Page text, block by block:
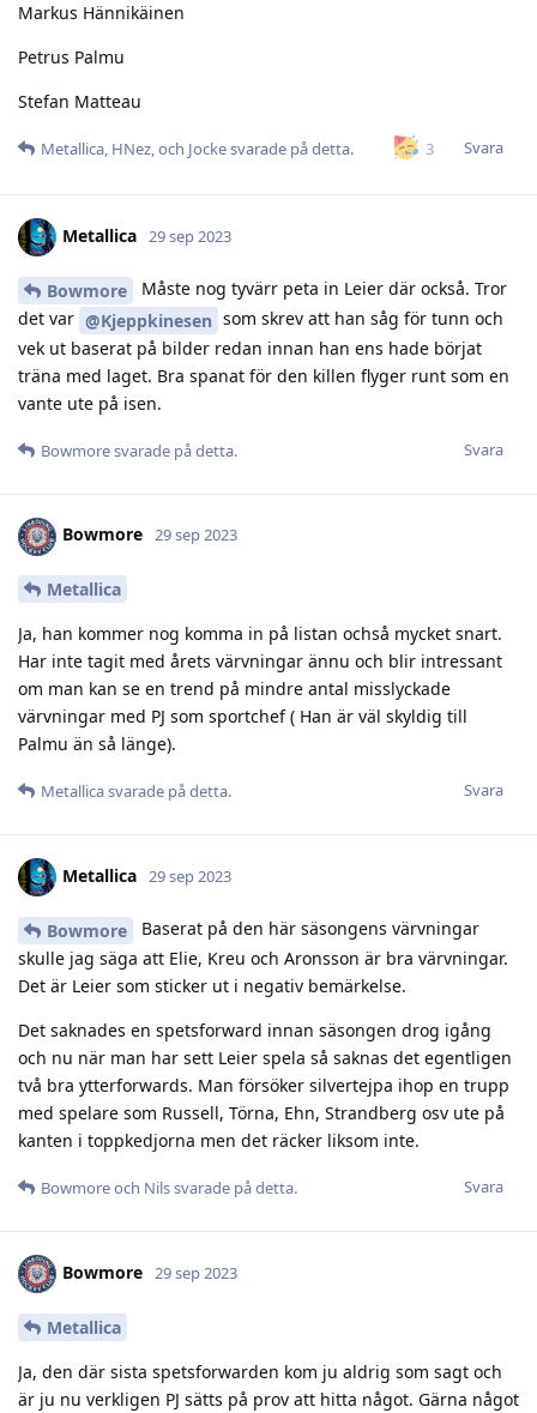
Markus Hännikäinen
Petrus Palmu
Stefan Matteau
3 Svara
Metallica, HNez, och Jockesvarade på detta.
Metallica 29 sep 2023
Bowmore
Måste nog tyvärr peta in Leier där också. Tror
det var @Kjeppkinesen som skrev att han såg för tunn och
vek ut baserat på bilder redan innan han ens hade börjat
träna med laget. Bra spanat för den killen flyger runt som en
vante ute på isen.
Svara
Bowmoresvarade på detta.
Bowmore 29 sep 2023
Metallica
Ja, han kommer nog komma in på listan ochså mycket snart.
Har inte tagit med årets värvningar ännu och blir intressant
om man kan se en trend på mindre antal misslyckade
värvningar med PJ som sportchef ( Han är väl skyldig till
Palmu än så länge).
Svara
Metallicasvarade på detta.
Metallica 29 sep 2023
Bowmore
Baserat på den här säsongens värvningar
skulle jag säga att Elie, Kreu och Aronsson är bra värvningar.
Det är Leier som sticker ut i negativ bemärkelse.
Det saknades en spetsforward innan säsongen drog igång
och nu när man har sett Leier spela så saknas det egentligen
två bra ytterforwards. Man försöker silvertejpa ihop en trupp
med spelare som Russell, Törna, Ehn, Strandberg osv ute på
kanten i toppkedjorna men det räcker liksom inte.
Svara
Bowmoreoch Nilssvarade på detta.
Bowmore 29 sep 2023
Metallica
Ja, den där sista spetsforwarden kom ju aldrig som sagt och
är ju nu verkligen PJ sätts på prov att hitta något. Gärna något